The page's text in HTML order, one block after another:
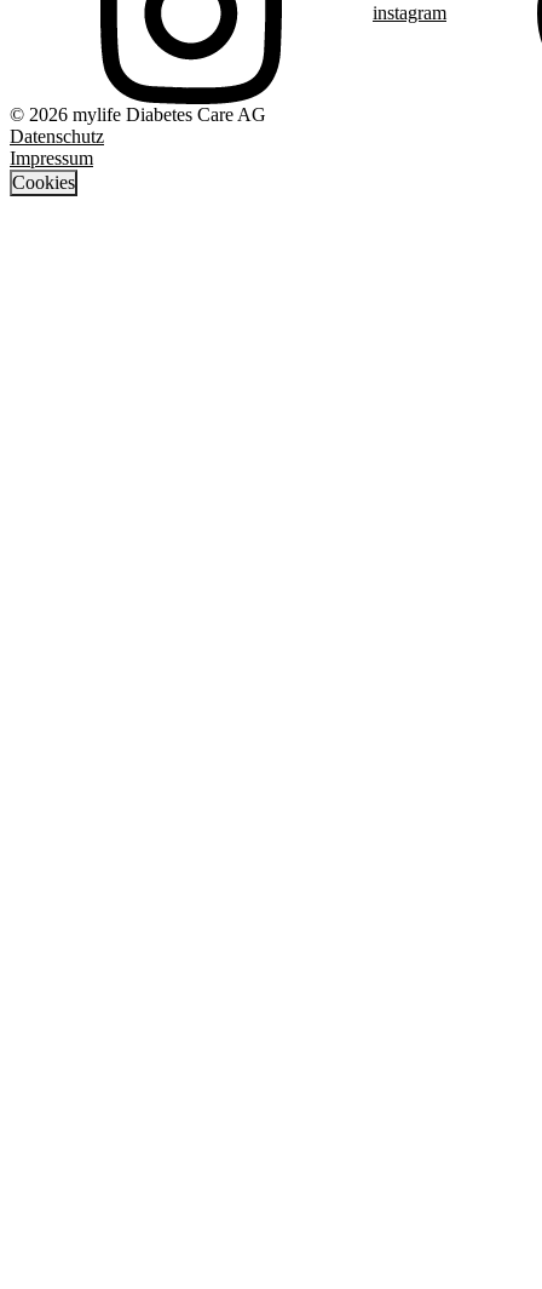
instagram
© 2026 mylife Diabetes Care AG
Datenschutz
Impressum
Cookies